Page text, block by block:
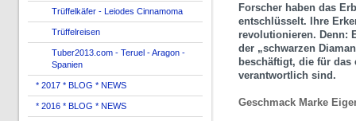
Trüffelkäfer - Leiodes Cinnamoma
Trüffelreisen
Tuber2013.com - Teruel - Aragon -
Spanien
* 2017 * BLOG * NEWS
* 2016 * BLOG * NEWS
Forscher haben das
entschlüsselt. Ihre
revolutionieren. Denn:
der „schwarzen
beschäftigt, die für
verantwortlich sind.
Geschmack Marke